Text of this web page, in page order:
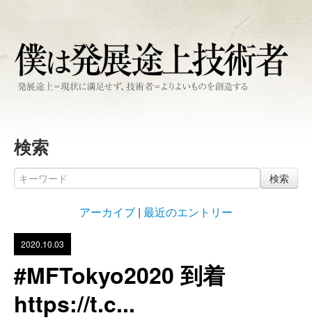
検索
検索
アーカイブ | 最近のエントリー
2020.10.03
#MFTokyo2020 到着
https://t.c...